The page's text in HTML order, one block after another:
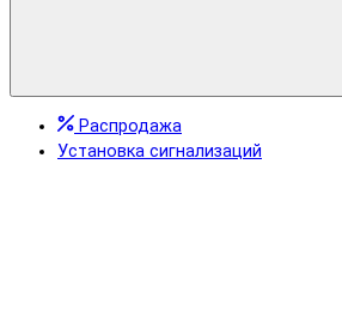
Распродажа
Установка сигнализаций